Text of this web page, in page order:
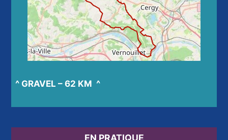
^ GRAVEL – 62 KM ^
EN PRATIQUE